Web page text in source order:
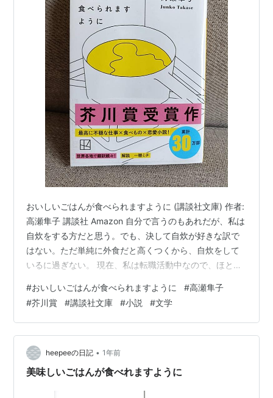
おいしいごはんが食べられますように (講談社文庫) 作者:
高瀬隼子 講談社 Amazon 自分で言うのもあれだが、私は
自炊をする方だと思う。でも、決して自炊が好きな訳で
はない。ただ単純に外食だと高くつくから、自炊をして
いるに過ぎない。 現在、私は転職活動中なので、ほとん
事をとることがほとんどだった。私はいつも夕食を作っ
たついでに、その一部をお弁当に詰め込み、ご飯を予約
してから寝る。そして翌朝になると、そのご飯と汁物を
入れてお弁当を完成させ、職場に向かっていた。 ご飯を
作るというのは、とても面倒な作業である。まず第一
に、お腹が空かないとやる気がで…
#おいしいごはんが食べられますように #高瀬隼子
#芥川賞 #講談社文庫 #小説 #文学
heepeeの日記 • 1年前
美味しいごはんが食べれますように